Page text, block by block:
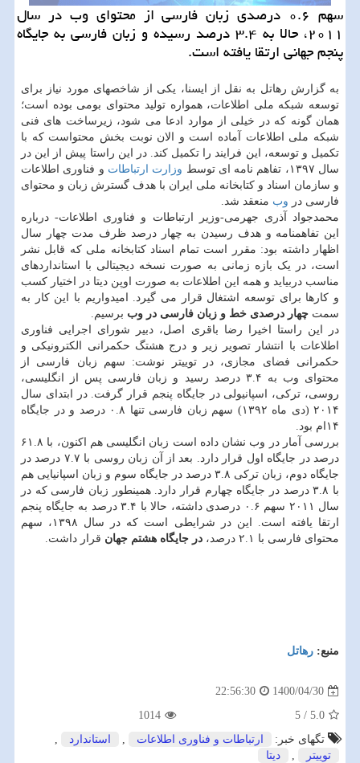
سهم ۰.۶ درصدی زبان فارسی از محتوای وب در سال
۲۰۱۱، حالا به ۳.۴ درصد رسیده و زبان فارسی به جایگاه
پنجم جهانی ارتقا یافته است.
به گزارش رهاتل به نقل از ایسنا، یکی از شاخصهای مورد نیاز برای
توسعه شبکه ملی اطلاعات، همواره تولید محتوای بومی بوده است؛
همان گونه که در خیلی از موارد ادعا می شود، زیرساخت های فنی
شبکه ملی اطلاعات آماده است و الان نوبت بخش محتواست که با
تکمیل و توسعه، این فرایند را تکمیل کند. در این راستا پیش از این در
سال ۱۳۹۷، تفاهم نامه ای توسط
وزارت ارتباطات و فناوری اطلاعات
و سازمان اسناد و کتابخانه ملی ایران با هدف گسترش زبان و محتوای
فارسی در وب منعقد شد.
محمدجواد آذری جهرمی-وزیر ارتباطات و فناوری اطلاعات- درباره
این تفاهمنامه و هدف رسیدن به چهار درصد ظرف مدت چهار سال
اظهار داشته بود: مقرر است تمام اسناد کتابخانه ملی که قابل نشر
است، در یک بازه زمانی به صورت نسخه دیجیتالی با استانداردهای
مناسب دربیاید و همه این اطلاعات به صورت اوپن دیتا در اختیار کسب
و کارها برای توسعه اشتغال قرار می گیرد. امیدواریم با این کار به
سمت چهار درصدی خط و زبان فارسی در وب برسیم.
در این راستا اخیرا رضا باقری اصل، دبیر شورای اجرایی فناوری
اطلاعات با انتشار تصویر زیر و درج هشتگ حکمرانی الکترونیکی و
حکمرانی فضای مجازی، در توییتر نوشت: سهم زبان فارسی از
محتوای وب به ۳.۴ درصد رسید و زبان فارسی پس از انگلیسی،
روسی، ترکی، اسپانیولی در جایگاه پنجم قرار گرفت. در ابتدای سال
۲۰۱۴ (دی ماه ۱۳۹۲) سهم زبان فارسی تنها ۰.۸ درصد و در جایگاه
۱۴ام بود.
بررسی آمار در وب نشان داده است زبان انگلیسی هم اکنون، با ۶۱.۸
درصد در جایگاه اول قرار دارد. بعد از آن زبان روسی با ۷.۷ درصد در
جایگاه دوم، زبان ترکی ۳.۸ درصد در جایگاه سوم و زبان اسپانیایی هم
با ۳.۸ درصد در جایگاه چهارم قرار دارد. همینطور زبان فارسی که در
سال ۲۰۱۱ سهم ۰.۶ درصدی داشته، حالا با ۳.۴ درصد به جایگاه پنجم
ارتقا یافته است. این در شرایطی است که در سال ۱۳۹۸، سهم
محتوای فارسی با ۲.۱ درصد،
در جایگاه هشتم جهان قرار داشت.
منبع: رهاتل
1400/04/30
22:56:30
5.0
/
5
1014
تگهای خبر:
ارتباطات و فناوری اطلاعات , استاندارد
,
توییتر
, دیتا